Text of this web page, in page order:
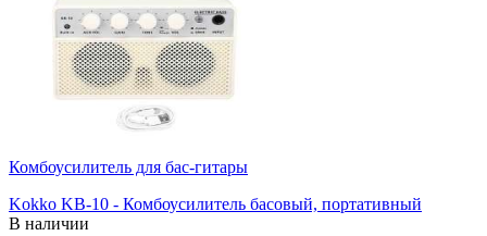
Комбоусилитель для бас-гитары
Kokko KB-10 - Комбоусилитель басовый, портативный
В наличии